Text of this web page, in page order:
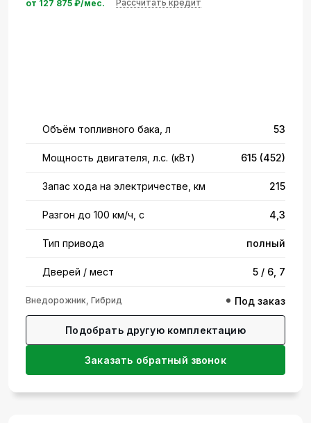
от 127 875 ₽/мес. Рассчитать кредит
Объём топливного бака, л 53
Мощность двигателя, л.с. (кВт) 615 (452)
Запас хода на электричестве, км 215
Разгон до 100 км/ч, с 4,3
Тип привода полный
Дверей / мест 5 / 6, 7
Внедорожник, Гибрид Под заказ
Подобрать другую комплектацию
Заказать обратный звонок